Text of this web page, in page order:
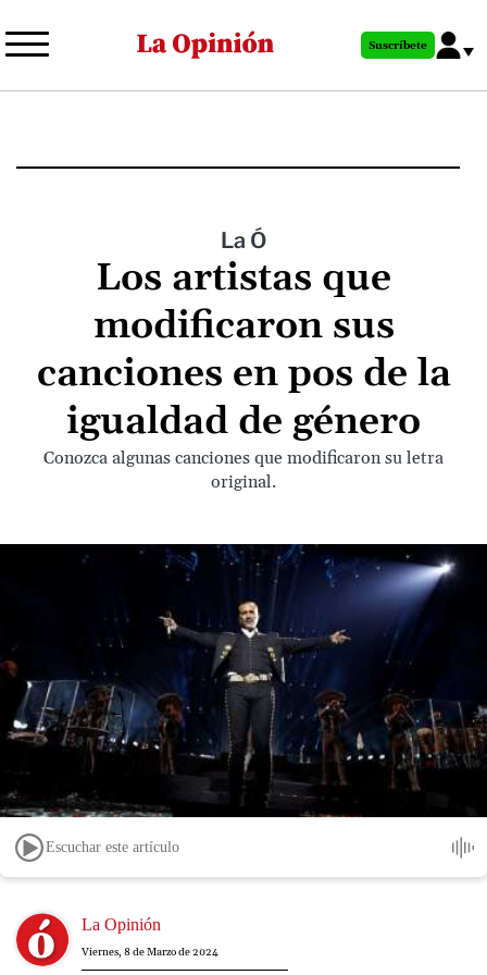
al
principal
Suscríbete
La Ó
Los artistas que
modificaron sus
canciones en pos de la
igualdad de género
Conozca algunas canciones que modificaron su letra
original.
Escuchar este artículo
Image La Opinión
Viernes, 8 de Marzo de 2024